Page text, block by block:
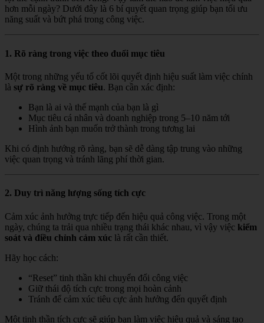
hơn mỗi ngày? Dưới đây là 6 bí quyết quan trọng giúp bạn tối ưu
năng suất và bứt phá trong công việc.
1. Rõ ràng trong việc theo đuổi mục tiêu
Một trong những yếu tố cốt lõi quyết định hiệu suất làm việc chính
là sự rõ ràng về mục tiêu. Bạn cần xác định:
Bạn là ai và thế mạnh của bạn là gì
Mục tiêu cá nhân và doanh nghiệp trong 5–10 năm tới
Hình ảnh bạn muốn trở thành trong tương lai
Khi có định hướng rõ ràng, bạn sẽ dễ dàng tập trung vào những
việc quan trọng và tránh lãng phí thời gian.
2. Duy trì năng lượng sống tích cực
Cảm xúc ảnh hưởng trực tiếp đến hiệu quả công việc. Trong một
ngày, chúng ta trải qua nhiều trạng thái khác nhau, vì vậy việc kiểm
soát và điều chỉnh cảm xúc là rất cần thiết.
Hãy học cách:
“Reset” tinh thần khi chuyển đổi công việc
Giữ thái độ tích cực trong mọi hoàn cảnh
Tránh để cảm xúc tiêu cực ảnh hưởng đến quyết định
Một tinh thần tích cực sẽ giúp bạn làm việc hiệu quả và sáng tạo